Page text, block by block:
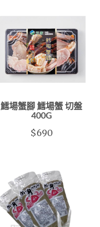
鱈場蟹腳 鱈場蟹 切盤
400G
$690